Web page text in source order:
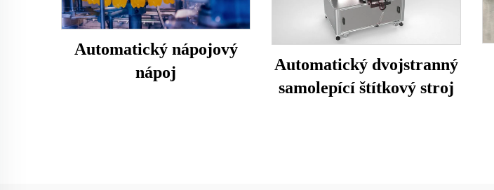
Automatický nápojový
nápoj
Automatický dvojstranný
samolepící štítkový stroj